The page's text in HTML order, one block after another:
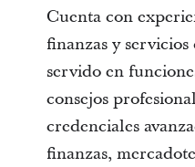
Cuenta con
finanzas y
servido en
consejos
credenciales
finanzas,